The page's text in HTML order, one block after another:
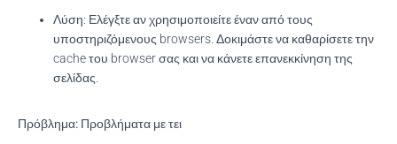
Λύση: Ελέγξτε αν χρησιμοποιείτε έναν από τους
υποστηριζόμενους browsers. Δοκιμάστε να καθαρίσετε την
cache του browser σας και να κάνετε επανεκκίνηση της
σελίδας.
Πρόβλημα: Προβλήματα με τει